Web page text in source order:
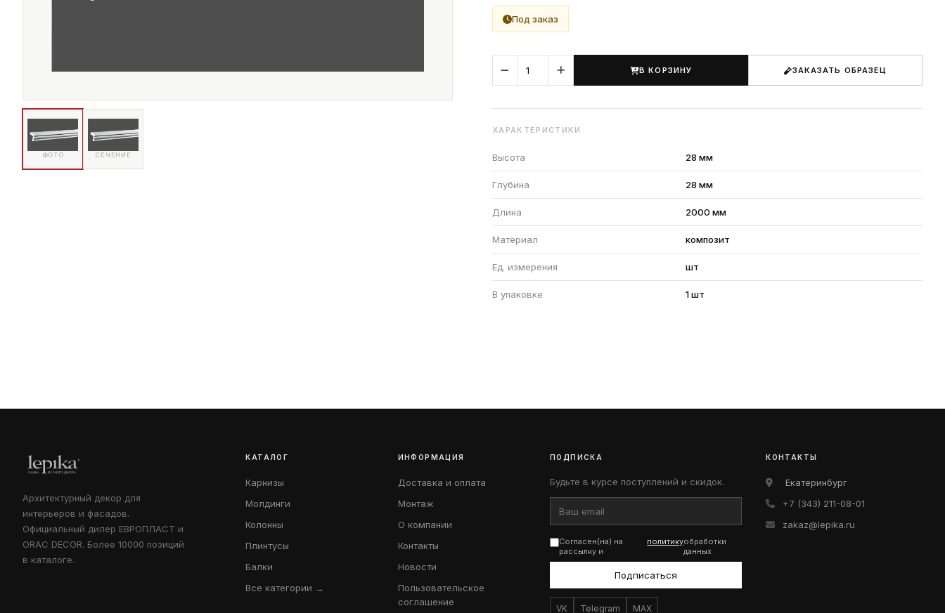
ФОТО СЕЧЕНИЕ
Под заказ
В КОРЗИНУ ЗАКАЗАТЬ ОБРАЗЕЦ
ХАРАКТЕРИСТИКИ
Высота 28 мм
Глубина 28 мм
Длина 2000 мм
Материал композит
Ед. измерения шт
В упаковке 1 шт
Архитектурный декор для
интерьеров и фасадов.
Официальный дилер ЕВРОПЛАСТ и
ORAC DECOR. Более 10000 позиций
в каталоге.
КАТАЛОГ
Карнизы
Молдинги
Колонны
Плинтусы
Балки
Все категории →
ИНФОРМАЦИЯ
Доставка и оплата
Монтаж
О компании
Контакты
Новости
Пользовательское
соглашение
ПОДПИСКА
Будьте в курсе поступлений и скидок.
Согласен(на) на
рассылку и
политикуобработки
данных
Подписаться
VK Telegram MAX
КОНТАКТЫ
Екатеринбург
+7 (343) 211-08-01
zakaz@lepika.ru